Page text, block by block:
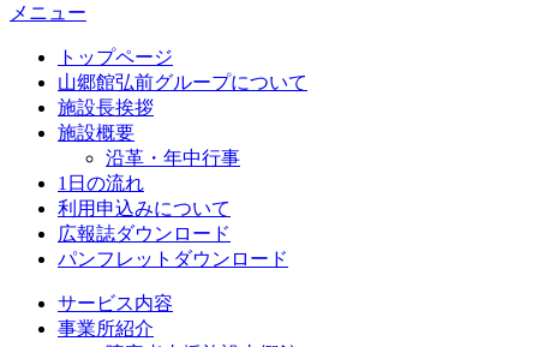
メニュー
トップページ
山郷館弘前グループについて
施設長挨拶
施設概要
沿革・年中行事
1日の流れ
利用申込みについて
広報誌ダウンロード
パンフレットダウンロード
サービス内容
事業所紹介